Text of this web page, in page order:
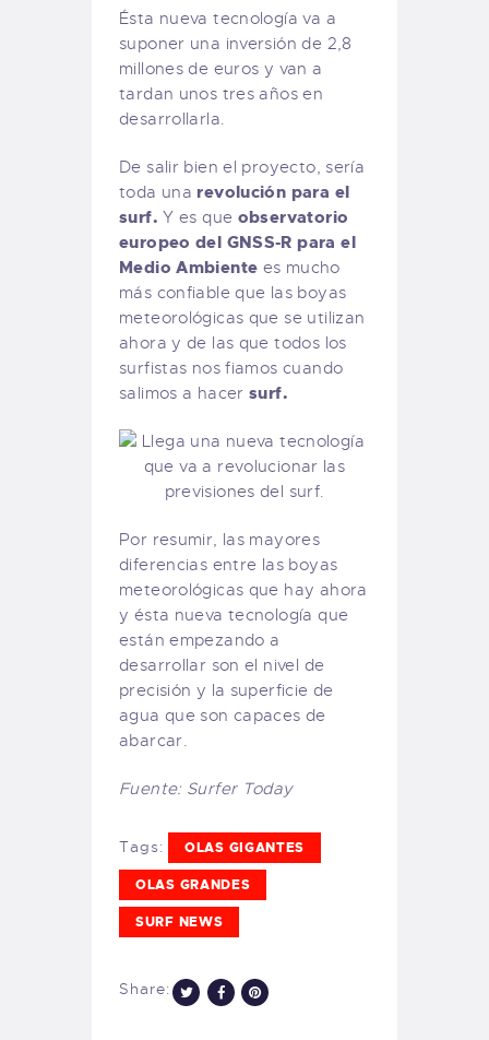
Ésta nueva tecnología va a
suponer una inversión de 2,8
millones de euros y van a
tardan unos tres años en
desarrollarla.
De salir bien el proyecto, sería
toda una revolución para el
surf. Y es que observatorio
europeo del GNSS-R para el
Medio Ambiente es mucho
más confiable que las boyas
meteorológicas que se utilizan
ahora y de las que todos los
surfistas nos fiamos cuando
salimos a hacer surf.
Por resumir, las mayores
diferencias entre las boyas
meteorológicas que hay ahora
y ésta nueva tecnología que
están empezando a
desarrollar son el nivel de
precisión y la superficie de
agua que son capaces de
abarcar.
Fuente: Surfer Today
Tags: OLAS GIGANTES
OLAS GRANDES
SURF NEWS
Share: